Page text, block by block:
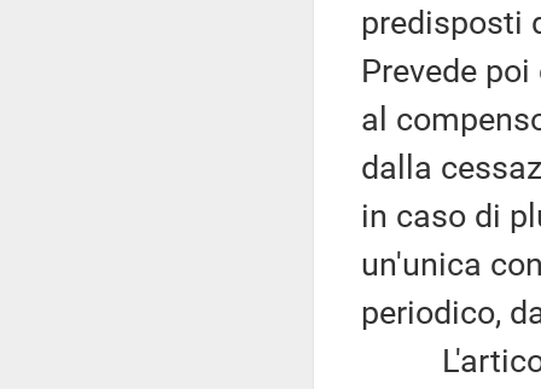
predisposti
Prevede
al
dalla
in caso di
un'unica
periodico,
L'articolo